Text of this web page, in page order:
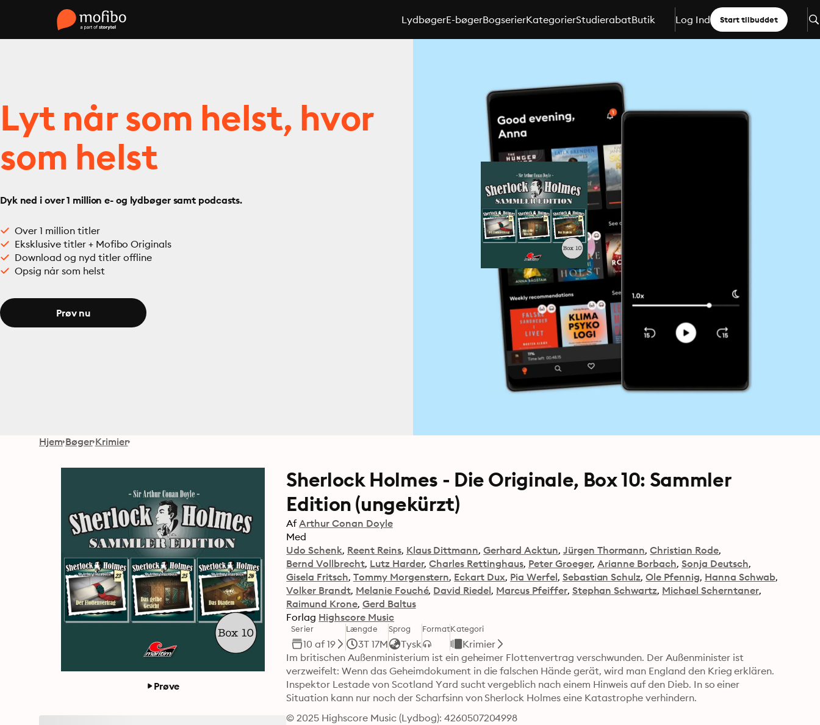
LydbøgerE-bøgerBogserierKategorierStudierabatButik Log Ind Start tilbuddet
Lyt når som helst, hvor
som helst
Dyk ned i over 1 million e- og lydbøger samt podcasts.
Over 1 million titler
Eksklusive titler + Mofibo Originals
Download og nyd titler offline
Opsig når som helst
Prøv nu
Hjem Bøger Krimier
Prøve
Sherlock Holmes - Die Originale, Box 10: Sammler
Edition (ungekürzt)
Af Arthur Conan Doyle
Med
Udo Schenk Reent Reins Klaus Dittmann Gerhard Acktun Jürgen Thormann Christian Rode
Bernd Vollbrecht Lutz Harder Charles Rettinghaus Peter Groeger Arianne Borbach Sonja Deutsch
Gisela Fritsch Tommy Morgenstern Eckart Dux Pia Werfel Sebastian Schulz Ole Pfennig Hanna Schwab
Volker Brandt Melanie Fouché David Riedel Marcus Pfeiffer Stephan Schwartz Michael Scherntaner
Raimund Krone Gerd Baltus
Forlag Highscore Music
Serier
10 af 19
Længde
3T 17M
Sprog
Tysk
FormatKategori
Krimier
Im britischen Außenministerium ist ein geheimer Flottenvertrag verschwunden. Der Außenminister ist
verzweifelt: Wenn das Geheimdokument in die falschen Hände gerät, wird man England den Krieg erklären.
Inspektor Lestade von Scotland Yard sucht vergeblich nach einem Hinweis auf den Dieb. In so einer
Situation kann nur noch der Scharfsinn von Sherlock Holmes eine Katastrophe verhindern.
© 2025 Highscore Music (Lydbog): 4260507204998